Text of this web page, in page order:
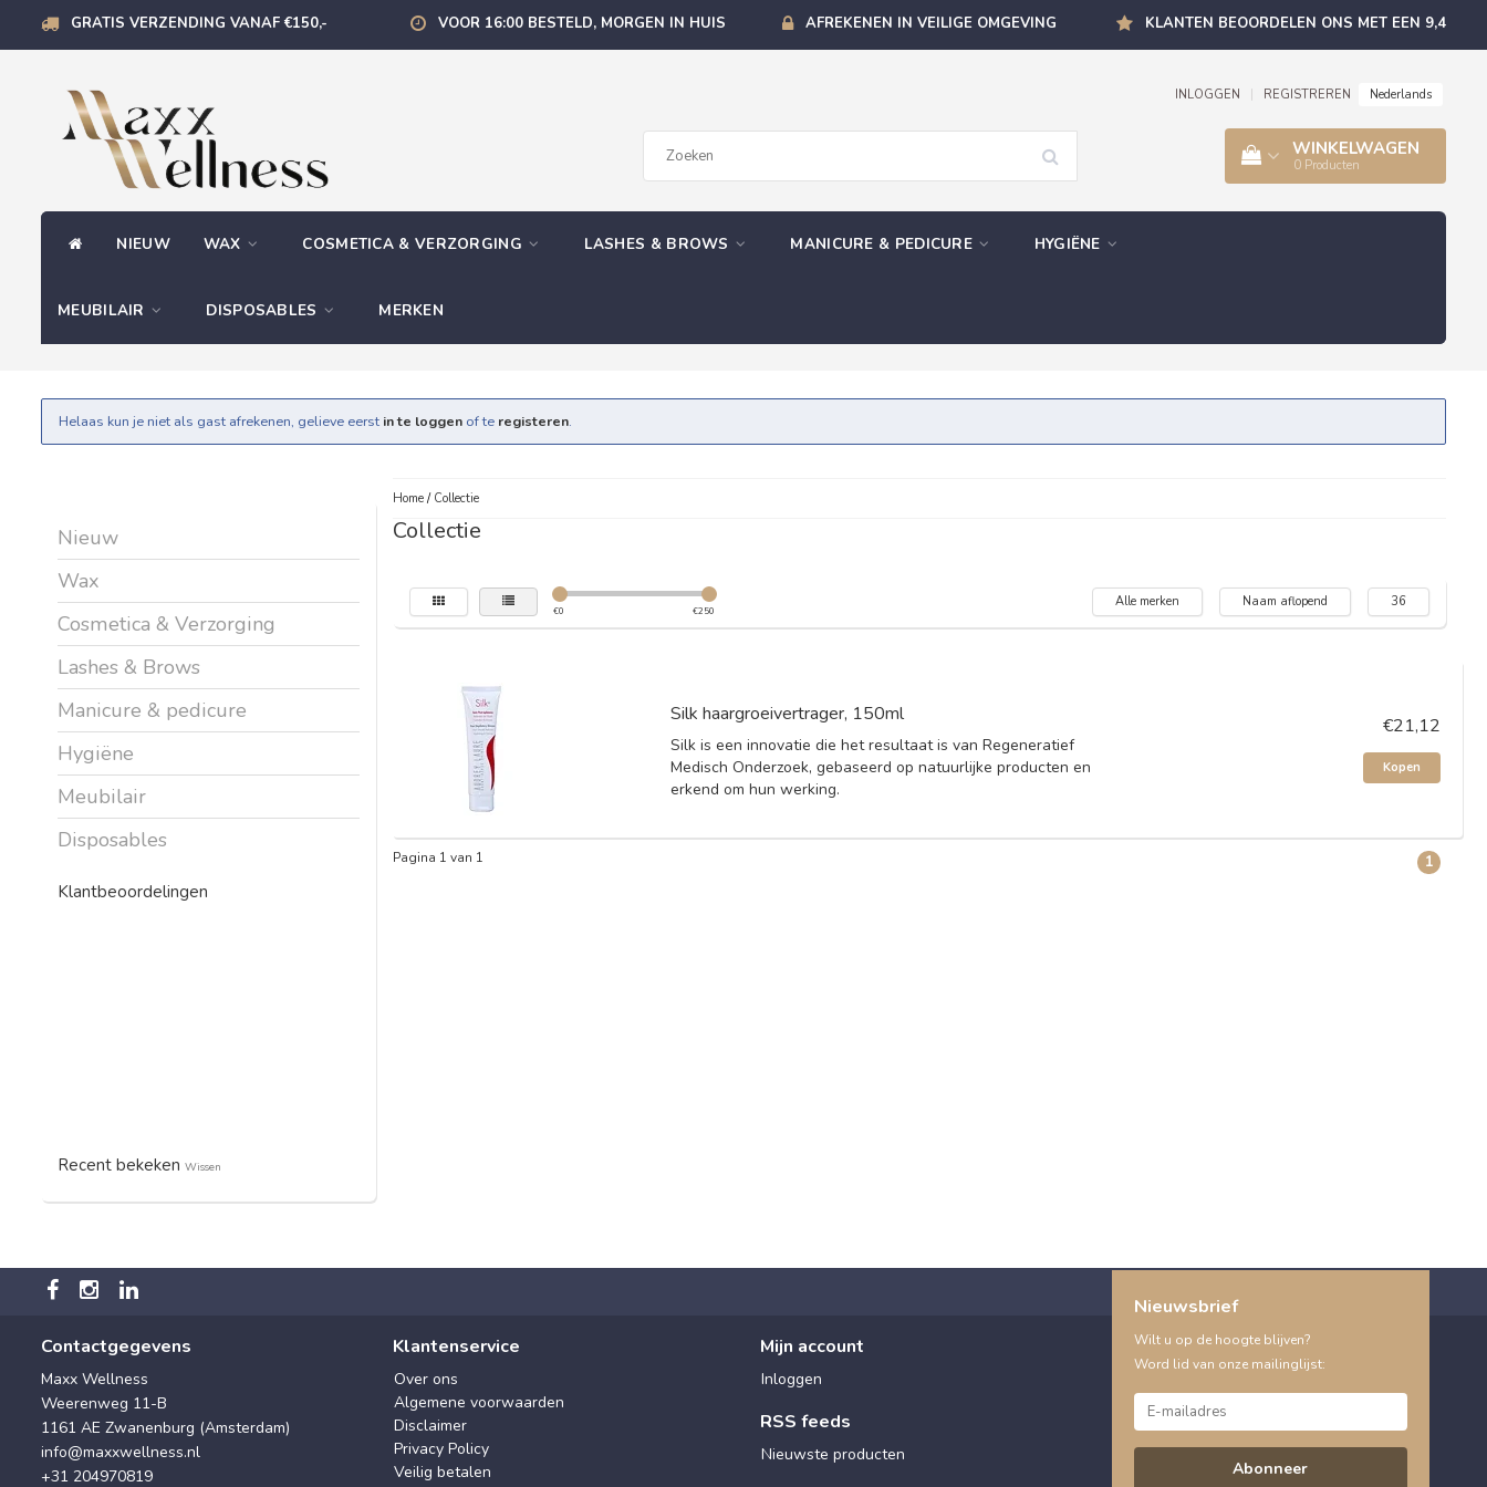
GRATIS VERZENDING VANAF €150,- VOOR 16:00 BESTELD, MORGEN IN HUIS AFREKENEN IN VEILIGE OMGEVING KLANTEN BEOORDELEN ONS MET EEN 9,4
INLOGGEN REGISTREREN Nederlands
WINKELWAGEN
0 Producten
NIEUW WAX COSMETICA & VERZORGING LASHES & BROWS MANICURE & PEDICURE HYGIËNE
MEUBILAIR DISPOSABLES MERKEN
Helaas kun je niet als gast afrekenen, gelieve eerst in te loggen of te registeren.
Nieuw
Wax
Cosmetica & Verzorging
Lashes & Brows
Manicure & pedicure
Hygiëne
Meubilair
Disposables
Klantbeoordelingen
Recent bekeken Wissen
Home/ Collectie
Collectie
€0 €250
Alle merken Naam aflopend 36
Silk haargroeivertrager, 150ml
Silk is een innovatie die het resultaat is van Regeneratief
Medisch Onderzoek, gebaseerd op natuurlijke producten en
erkend om hun werking.
€21,12
Kopen
Pagina 1 van 1 1
Contactgegevens
Maxx Wellness
Weerenweg 11-B
1161 AE Zwanenburg (Amsterdam)
info@maxxwellness.nl
+31 204970819
Klantenservice
Over ons
Algemene voorwaarden
Disclaimer
Privacy Policy
Veilig betalen
Mijn account
Inloggen
RSS feeds
Nieuwste producten
Nieuwsbrief
Wilt u op de hoogte blijven?
Word lid van onze mailinglijst:
Abonneer